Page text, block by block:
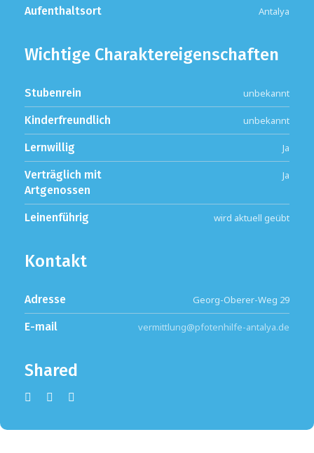
Aufenthaltsort Antalya
Wichtige Charaktereigenschaften
Stubenrein unbekannt
Kinderfreundlich unbekannt
Lernwillig Ja
Verträglich mit
Artgenossen
Ja
Leinenführig wird aktuell geübt
Kontakt
Adresse Georg-Oberer-Weg 29
E-mail vermittlung@pfotenhilfe-antalya.de
Shared